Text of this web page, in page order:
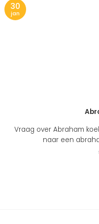
Vraag over Abraham
naar een
30
jan